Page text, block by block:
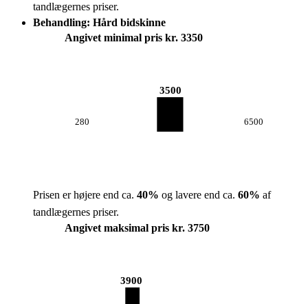
tandlægernes priser.
Behandling: Hård bidskinne
Angivet minimal pris kr. 3350
280
3500
6500
Prisen er højere end ca. 40% og lavere end ca. 60% af
tandlægernes priser.
Angivet maksimal pris kr. 3750
3900